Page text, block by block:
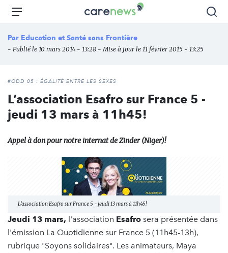
Aller
principal
Carenews,
média
des
l'engagement
Menu
Par Education et Santé sans Frontière
- Publié le 10 mars 2014 - 13:28 - Mise à jour le 11 février 2015 - 13:25
#ODD 05 : ÉGALITÉ ENTRE LES SEXES
L’association Esafro sur France 5 -
jeudi 13 mars à 11h45!
Appel à don pour notre internat de Zinder (Niger)!
L’association Esafro sur France 5 - jeudi 13 mars à 11h45!
Jeudi 13 mars, l'association Esafro sera présentée dans
l'émission La Quotidienne sur France 5 (11h45-13h),
rubrique "Soyons solidaires". Les animateurs, Maya